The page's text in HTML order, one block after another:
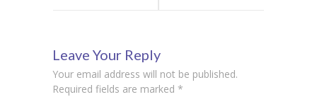
odnose (juče
om?
Leave Your Reply
Your email address will not be published.
Required fields are marked *